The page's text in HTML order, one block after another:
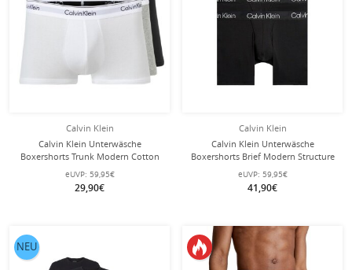
Calvin Klein
Calvin Klein Unterwäsche
Boxershorts Trunk Modern Cotton
(Baumwolle) mehrfarbig
schwarz/weiss/grau Herren - 3 Stück
eUVP: 59,95€
29,90€
Calvin Klein
Calvin Klein Unterwäsche
Boxershorts Brief Modern Structure
(Baumwolle) schwarz Herren - 3
Stück
eUVP: 59,95€
41,90€
NEU